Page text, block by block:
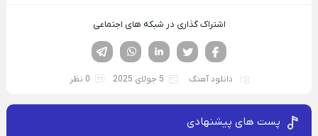
اشتراک گذاری در شبکه های اجتماعی
لینکدین تویتر
فیسوک
دانلود آهنگ 5 جولای 2025 0 نظر
پست های پیشنهادی